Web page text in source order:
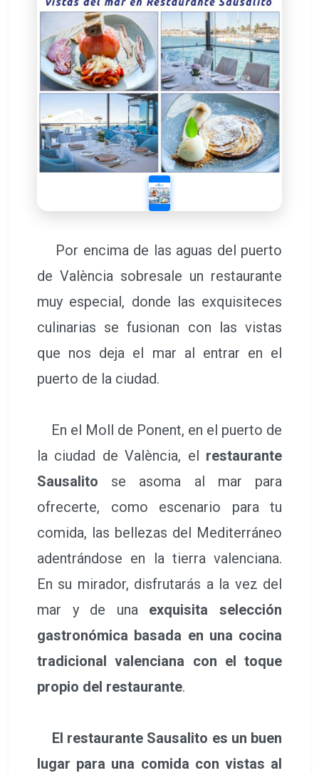
Por encima de las aguas del puerto
de València sobresale un restaurante
muy especial, donde las exquisiteces
culinarias se fusionan con las vistas
que nos deja el mar al entrar en el
puerto de la ciudad.
En el Moll de Ponent, en el puerto de
la ciudad de València, el restaurante
Sausalito se asoma al mar para
ofrecerte, como escenario para tu
comida, las bellezas del Mediterráneo
adentrándose en la tierra valenciana.
En su mirador, disfrutarás a la vez del
mar y de una exquisita selección
gastronómica basada en una cocina
tradicional valenciana con el toque
propio del restaurante.
El restaurante Sausalito es un buen
lugar para una comida con vistas al